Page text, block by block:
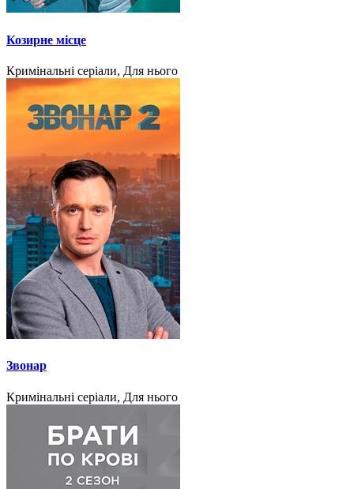
Козирне місце
Кримінальні серіали, Для нього
Звонар
Кримінальні серіали, Для нього